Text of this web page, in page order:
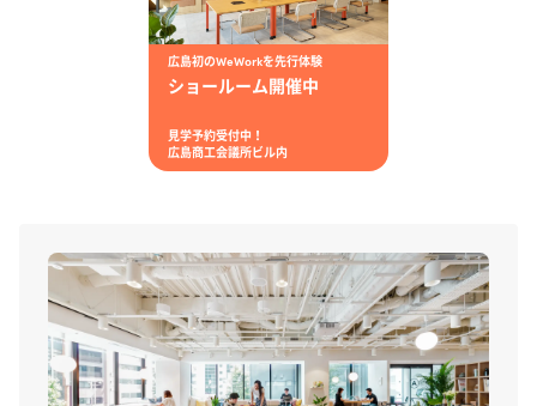
広島初のWeWorkを先行体験
ショールーム開催中
見学予約受付中！
広島商工会議所ビル内